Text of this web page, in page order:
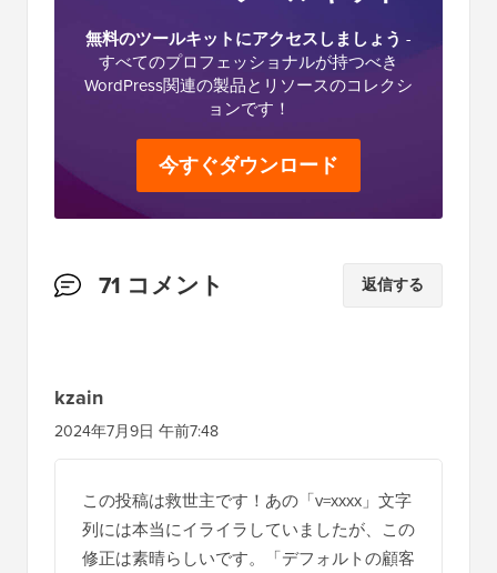
無料のツールキットにアクセスしましょう -
すべてのプロフェッショナルが持つべき
WordPress関連の製品とリソースのコレクシ
ョンです！
今すぐダウンロード
読
の
イ
ン
71 コメント 返信する
kzain
2024年7月9日 午前7:48
この投稿は救世主です！あの「v=xxxx」文字
列には本当にイライラしていましたが、この
修正は素晴らしいです。「デフォルトの顧客